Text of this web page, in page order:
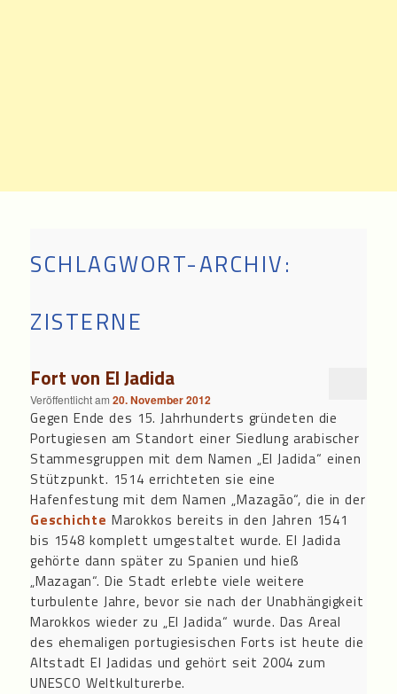
SCHLAGWORT-ARCHIV:
ZISTERNE
Fort von El Jadida
Veröffentlicht am20. November 2012
Gegen Ende des 15. Jahrhunderts gründeten die
Portugiesen am Standort einer Siedlung arabischer
Stammesgruppen mit dem Namen „El Jadida“ einen
Stützpunkt. 1514 errichteten sie eine
Hafenfestung mit dem Namen „Mazagão“, die in der
Geschichte Marokkos bereits in den Jahren 1541
bis 1548 komplett umgestaltet wurde. El Jadida
gehörte dann später zu Spanien und hieß
„Mazagan“. Die Stadt erlebte viele weitere
turbulente Jahre, bevor sie nach der Unabhängigkeit
Marokkos wieder zu „El Jadida“ wurde. Das Areal
des ehemaligen portugiesischen Forts ist heute die
Altstadt El Jadidas und gehört seit 2004 zum
UNESCO Weltkulturerbe.